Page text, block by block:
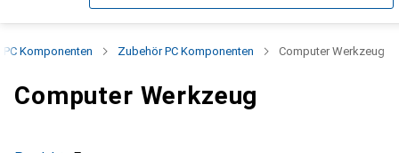
PC Komponenten Zubehör PC Komponenten Computer Werkzeug
Computer Werkzeug